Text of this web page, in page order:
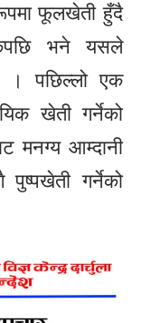
फूलखेती हुँदै
भने यसले
। पछिल्लो एक
खेती गर्नेको
मनग्य आम्दानी
गर्नेको